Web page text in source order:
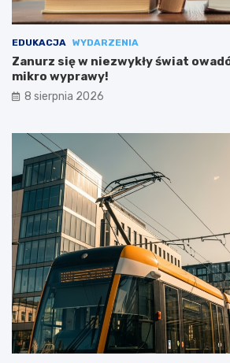
EDUKACJA WYDARZENIA
Zanurz się w niezwykły świat
mikro wyprawy!
8 sierpnia 2026